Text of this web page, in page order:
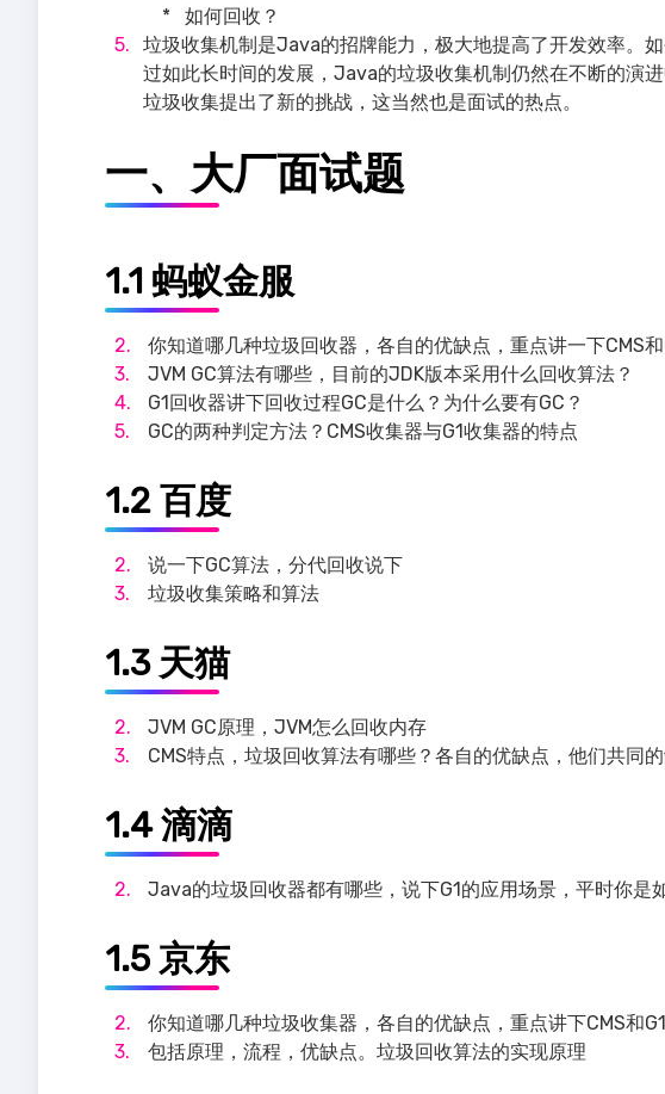
* 如何回收？
垃圾收集机制是Java的招牌能力，极大地提高了开发效率。
过如此长时间的发展，Java的垃圾收集机制仍然在不断的演
垃圾收集提出了新的挑战，这当然也是面试的热点。
一、大厂面试题
1.1 蚂蚁金服
你知道哪几种垃圾回收器，各自的优缺点，重点讲一下CMS和
JVM GC算法有哪些，目前的JDK版本采用什么回收算法？
G1回收器讲下回收过程GC是什么？为什么要有GC？
GC的两种判定方法？CMS收集器与G1收集器的特点
1.2 百度
说一下GC算法，分代回收说下
垃圾收集策略和算法
1.3 天猫
JVM GC原理，JVM怎么回收内存
CMS特点，垃圾回收算法有哪些？各自的优缺点，他们共同
1.4 滴滴
Java的垃圾回收器都有哪些，说下G1的应用场景，平时你是
1.5 京东
你知道哪几种垃圾收集器，各自的优缺点，重点讲下CMS和G1
包括原理，流程，优缺点。垃圾回收算法的实现原理